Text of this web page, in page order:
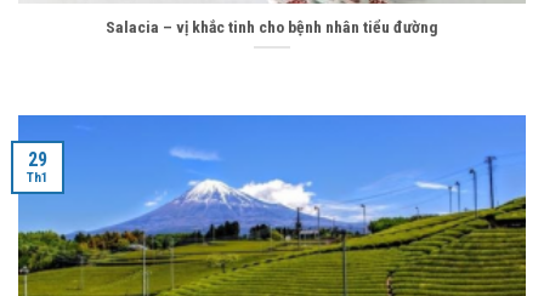
Salacia – vị khắc tinh cho bệnh nhân tiểu đường
29
Th1